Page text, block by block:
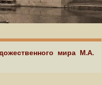
мира М.А.